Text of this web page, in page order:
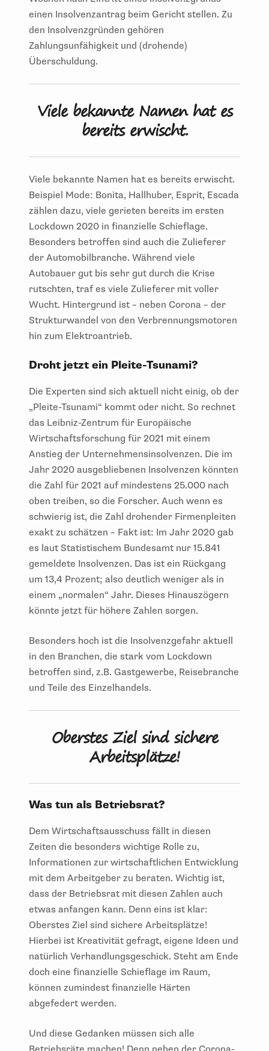
einen Insolvenzantrag beim Gericht stellen. Zu
den Insolvenzgründen gehören
Zahlungsunfähigkeit und (drohende)
Überschuldung.
Viele bekannte Namen hat es
bereits erwischt.
Viele bekannte Namen hat es bereits erwischt.
Beispiel Mode: Bonita, Hallhuber, Esprit, Escada
zählen dazu, viele gerieten bereits im ersten
Lockdown 2020 in finanzielle Schieflage.
Besonders betroffen sind auch die Zulieferer
der Automobilbranche. Während viele
Autobauer gut bis sehr gut durch die Krise
rutschten, traf es viele Zulieferer mit voller
Wucht. Hintergrund ist – neben Corona – der
Strukturwandel von den Verbrennungsmotoren
hin zum Elektroantrieb.
Droht jetzt ein Pleite-Tsunami?
Die Experten sind sich aktuell nicht einig, ob der
„Pleite-Tsunami“ kommt oder nicht. So rechnet
das Leibniz-Zentrum für Europäische
Wirtschaftsforschung für 2021 mit einem
Anstieg der Unternehmensinsolvenzen. Die im
Jahr 2020 ausgebliebenen Insolvenzen könnten
die Zahl für 2021 auf mindestens 25.000 nach
oben treiben, so die Forscher. Auch wenn es
schwierig ist, die Zahl drohender Firmenpleiten
exakt zu schätzen – Fakt ist: Im Jahr 2020 gab
es laut Statistischem Bundesamt nur 15.841
gemeldete Insolvenzen. Das ist ein Rückgang
um 13,4 Prozent; also deutlich weniger als in
einem „normalen“ Jahr. Dieses Hinauszögern
könnte jetzt für höhere Zahlen sorgen.
Besonders hoch ist die Insolvenzgefahr aktuell
in den Branchen, die stark vom Lockdown
betroffen sind, z.B. Gastgewerbe, Reisebranche
und Teile des Einzelhandels.
Oberstes Ziel sind sichere
Arbeitsplätze!
Was tun als Betriebsrat?
Dem Wirtschaftsausschuss fällt in diesen
Zeiten die besonders wichtige Rolle zu,
Informationen zur wirtschaftlichen Entwicklung
mit dem Arbeitgeber zu beraten. Wichtig ist,
dass der Betriebsrat mit diesen Zahlen auch
etwas anfangen kann. Denn eins ist klar:
Oberstes Ziel sind sichere Arbeitsplätze!
Hierbei ist Kreativität gefragt, eigene Ideen und
natürlich Verhandlungsgeschick. Steht am Ende
doch eine finanzielle Schieflage im Raum,
können zumindest finanzielle Härten
abgefedert werden.
Und diese Gedanken müssen sich alle